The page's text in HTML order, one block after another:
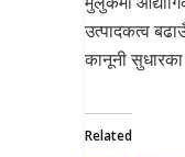
उत्पादकत्व
कानूनी
Related